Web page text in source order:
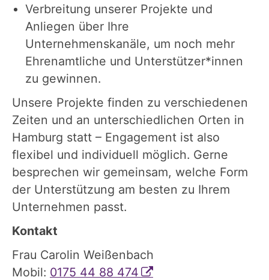
Verbreitung unserer Projekte und
Anliegen über Ihre
Unternehmenskanäle, um noch mehr
Ehrenamtliche und Unterstützer*innen
zu gewinnen.
Unsere Projekte finden zu verschiedenen
Zeiten und an unterschiedlichen Orten in
Hamburg statt – Engagement ist also
flexibel und individuell möglich. Gerne
besprechen wir gemeinsam, welche Form
der Unterstützung am besten zu Ihrem
Unternehmen passt.
Kontakt
Frau Carolin Weißenbach
Mobil: 0175 44 88 474